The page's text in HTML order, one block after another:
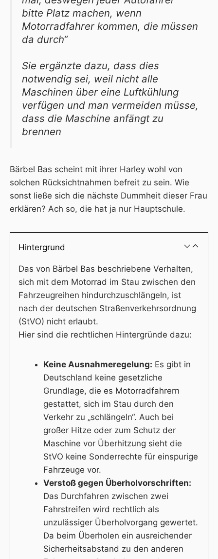
bitte Platz machen, wenn
Motorradfahrer kommen, die müssen
da durch“
Sie ergänzte dazu, dass dies
notwendig sei, weil nicht alle
Maschinen über eine Luftkühlung
verfügen und man vermeiden müsse,
dass die Maschine anfängt zu
brennen
Bärbel Bas scheint mit ihrer Harley wohl von
solchen Rücksichtnahmen befreit zu sein. Wie
sonst ließe sich die nächste Dummheit dieser Frau
erklären? Ach so, die hat ja nur Hauptschule.
Hintergrund
Das von Bärbel Bas beschriebene Verhalten,
sich mit dem Motorrad im Stau zwischen den
Fahrzeugreihen hindurchzuschlängeln, ist
nach der deutschen Straßenverkehrsordnung
(StVO) nicht erlaubt.
Hier sind die rechtlichen Hintergründe dazu:
Keine Ausnahmeregelung: Es gibt in
Deutschland keine gesetzliche
Grundlage, die es Motorradfahrern
gestattet, sich im Stau durch den
Verkehr zu „schlängeln“. Auch bei
großer Hitze oder zum Schutz der
Maschine vor Überhitzung sieht die
StVO keine Sonderrechte für einspurige
Fahrzeuge vor.
Verstoß gegen Überholvorschriften:
Das Durchfahren zwischen zwei
Fahrstreifen wird rechtlich als
unzulässiger Überholvorgang gewertet.
Da beim Überholen ein ausreichender
Sicherheitsabstand zu den anderen